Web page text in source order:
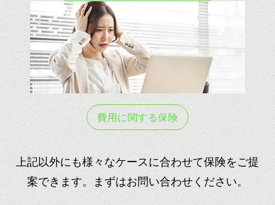
費用に関する保険
上記以外にも様々なケースに合わせて保険をご提
案できます。まずはお問い合わせください。